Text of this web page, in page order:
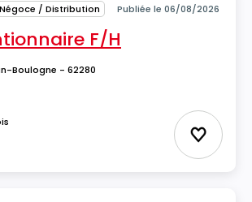
/ Distribution Publiée le 06/08/2026
F/H
Boulogne - 62280
Ajouter